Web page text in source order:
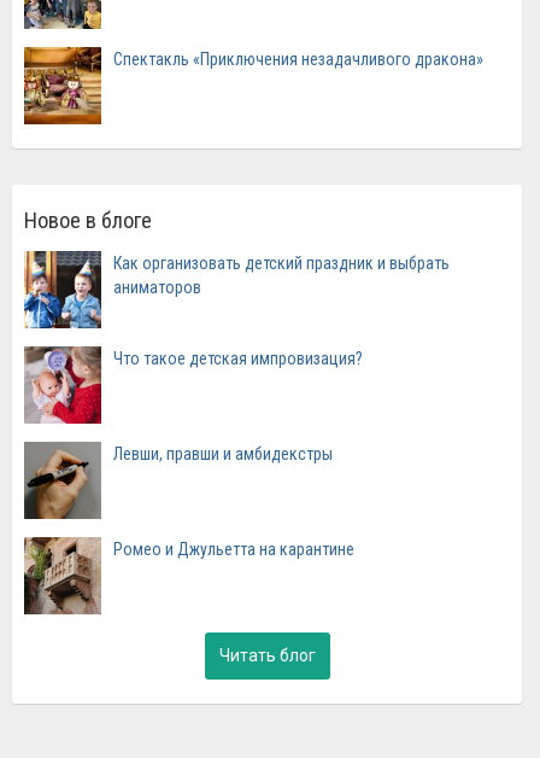
Спектакль «Приключения незадачливого дракона»
Новое в блоге
Как организовать детский праздник и выбрать
аниматоров
Что такое детская импровизация?
Левши, правши и амбидекстры
Ромео и Джульетта на карантине
Читать блог